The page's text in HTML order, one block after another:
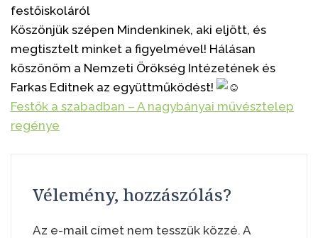
festőiskoláról
Köszönjük szépen Mindenkinek, aki eljött, és
megtisztelt minket a figyelmével! Hálásan
köszönöm a Nemzeti Örökség Intézetének és
Farkas Editnek az együttműködést!
Festők a szabadban – A nagybányai művésztelep
regénye
Vélemény, hozzászólás?
Az e-mail címet nem tesszük közzé. A